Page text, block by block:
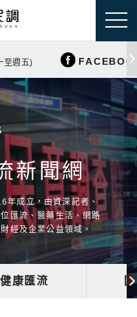
至週五)
新聞網
年成立，由資深記者、
匯流、醫藥生活、網路
經及企業公益領域。
健康匯流